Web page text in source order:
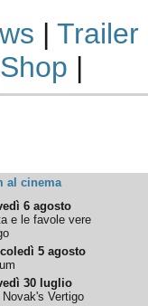
| Trailer
Shop |
al cinema
6 agosto
e le favole vere
5 agosto
30 luglio
Novak's Vertigo